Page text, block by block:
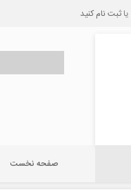
یا ثبت نام کنید
صفحه نخست